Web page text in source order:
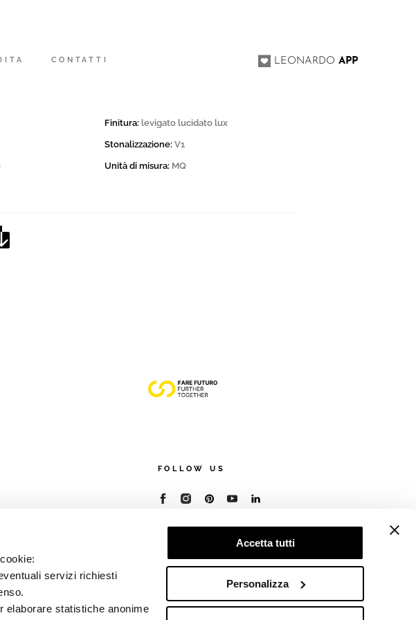
servizi richiesti
elaborare statistiche anonime
Accetta tutti
Personalizza
CONTATTI LEONARDOAPP
Finitura: levigato lucidato lux
Stonalizzazione: V1
Unità di misura: MQ
FOLLOW US
C.F. E REG. IMPR. BO 00286900378
Cookie policy—Preferenze